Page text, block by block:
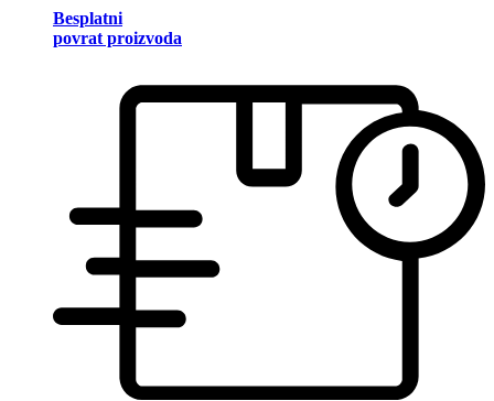
Besplatni
povrat proizvoda